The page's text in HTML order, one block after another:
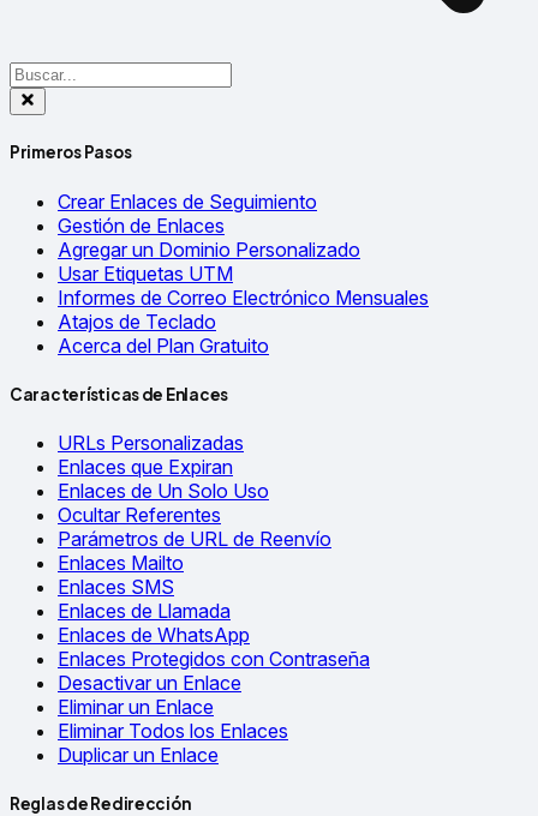
Primeros Pasos
Crear Enlaces de Seguimiento
Gestión de Enlaces
Agregar un Dominio Personalizado
Usar Etiquetas UTM
Informes de Correo Electrónico Mensuales
Atajos de Teclado
Acerca del Plan Gratuito
Características de Enlaces
URLs Personalizadas
Enlaces que Expiran
Enlaces de Un Solo Uso
Ocultar Referentes
Parámetros de URL de Reenvío
Enlaces Mailto
Enlaces SMS
Enlaces de Llamada
Enlaces de WhatsApp
Enlaces Protegidos con Contraseña
Desactivar un Enlace
Eliminar un Enlace
Eliminar Todos los Enlaces
Duplicar un Enlace
Reglas de Redirección